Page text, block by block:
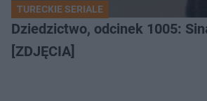
TURECKIE SERIALE
Dziedzictwo, odcinek 1005:
[ZDJĘCIA]